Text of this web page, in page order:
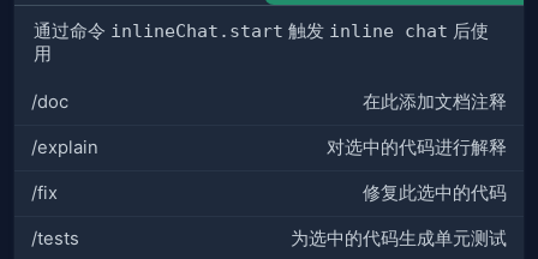
通过命令 inlineChat.start 触发 inline chat 后使
用
/doc 在此添加文档注释
/explain 对选中的代码进行解释
/fix 修复此选中的代码
/tests 为选中的代码生成单元测试